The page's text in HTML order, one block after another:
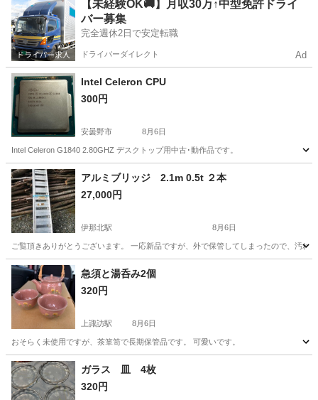
【未経験OK🚚】月収30万↑中型免許ドライ
バー募集
完全週休2日で安定転職
ドライバーダイレクト Ad
Intel Celeron CPU
300円
安曇野市 8月6日
Intel Celeron G1840 2.80GHZ デスクトップ用中古･動作品です。
長野 安曇野市 その他 CPU
アルミブリッジ 2.1m 0.5t ２本
27,000円
伊那北駅 8月6日
ご覧頂きありがとうございます。 一応新品ですが、外で保管してしまったので、汚れ
長野 伊那市 伊那北駅 その他
急須と湯呑み2個
320円
上諏訪駅 8月6日
おそらく未使用ですが、茶箪笥で長期保管品です。 可愛いです。
長野 諏訪市 上諏訪駅 その他
ガラス 皿 4枚
320円